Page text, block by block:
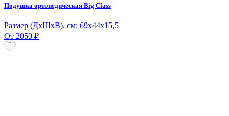
Подушка ортопедическая Big Class
Размер (ДxШхВ), см: 69x44х15,5
От 2050 ₽